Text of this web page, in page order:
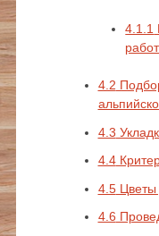
4.1.1
работ
4.2
4.3
4.4
4.5Цветы
4.6